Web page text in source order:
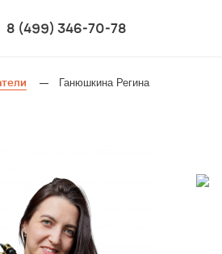
8 (499) 346-70-78
— Ганюшкина Регина